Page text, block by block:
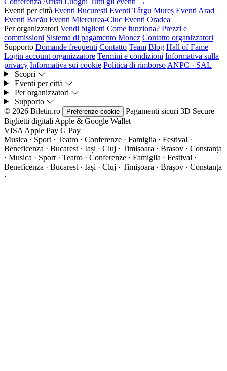
Eventi per città Eventi București Eventi Târgu Mureș Eventi Arad
Eventi Bacău Eventi Miercurea-Ciuc Eventi Oradea
Per organizzatori Vendi biglietti Come funziona? Prezzi e
commissioni Sistema di pagamento Monez Contatto organizzatori
Supporto Domande frequenti Contatto Team Blog Hall of Fame
Login account organizzatore Termini e condizioni Informativa sulla
privacy Informativa sui cookie Politica di rimborso ANPC · SAL
Scopri
Eventi per città
Per organizzatori
Supporto
© 2026 Biletin.ro
Preferenze cookie Pagamenti sicuri 3D Secure
Biglietti digitali Apple & Google Wallet
VISA Apple Pay G Pay
Musica · Sport · Teatro · Conferenze · Famiglia · Festival ·
Beneficenza · Bucarest · Iași · Cluj · Timișoara · Brașov · Constanța
· Musica · Sport · Teatro · Conferenze · Famiglia · Festival ·
Beneficenza · Bucarest · Iași · Cluj · Timișoara · Brașov · Constanța
·